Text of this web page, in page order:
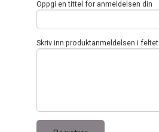
Oppgi en tittel for anmeldelsen din
Skriv inn produktanmeldelsen i